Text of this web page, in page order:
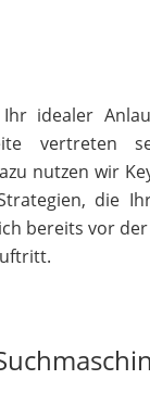
idealer
vertreten
nutzen wir
die
bereits vor